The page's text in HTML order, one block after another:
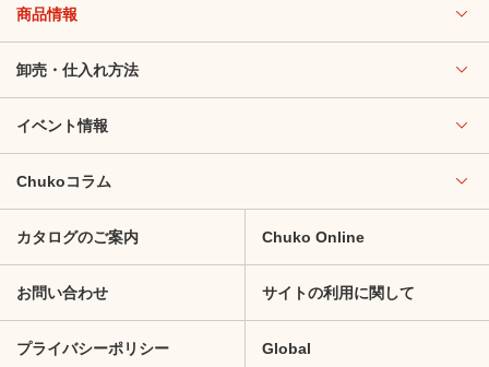
商品情報
卸売・仕入れ方法
イベント情報
Chukoコラム
カタログのご案内 Chuko Online
お問い合わせ サイトの利用に関して
プライバシーポリシー Global